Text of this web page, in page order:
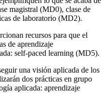
magistral (MD0), clase de
de laboratorio (MD2).
recursos para que el
de aprendizaje
self-paced learning (MD5).
una visión aplicada de los
dos prácticas en grupo
aplicada: aprendizaje